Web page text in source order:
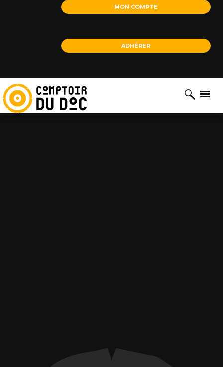
MON COMPTE
ADHÉRER
Cookies management panel